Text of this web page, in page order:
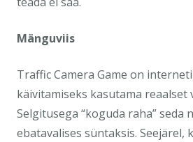
Mänguviis
Traffic Camera Game on
käivitamiseks kasutama reaalset
Selgitusega “koguda raha” seda
ebatavalises süntaksis. Seejärel,